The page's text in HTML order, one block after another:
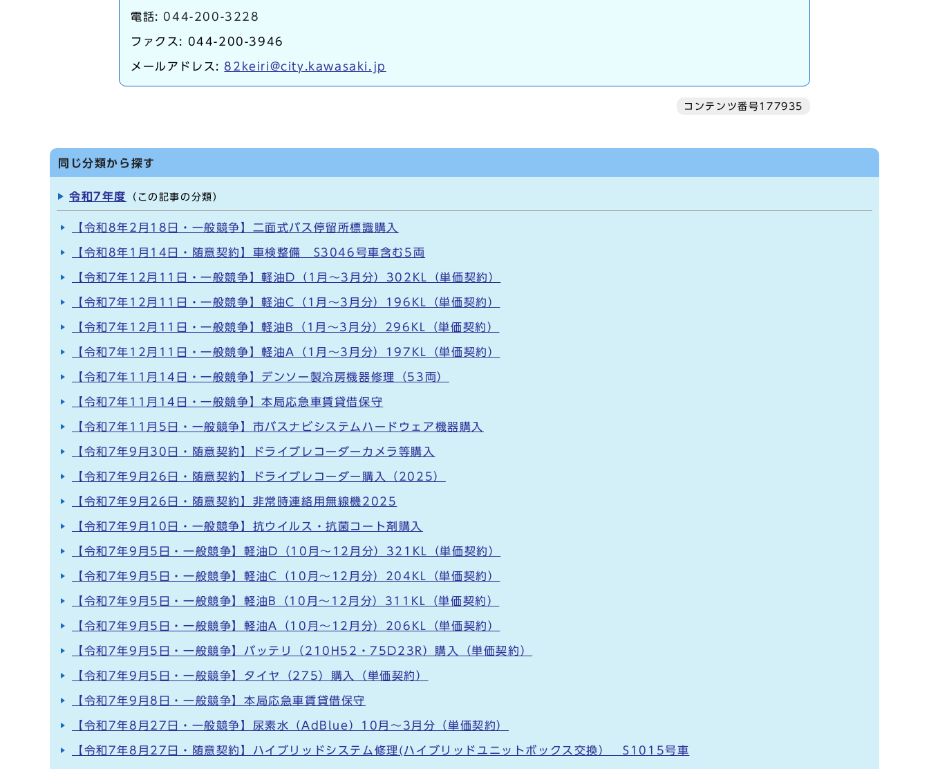
電話: 044-200-3228
ファクス: 044-200-3946
メールアドレス:82keiri@city.kawasaki.jp
コンテンツ番号177935
同じ分類から探す
令和7年度 （この記事の分類）
【令和8年2月18日・一般競争】二面式バス停留所標識購入
【令和8年1月14日・随意契約】車検整備 S3046号車含む5両
【令和7年12月11日・一般競争】軽油D（1月～3月分）302KL（単価契約）
【令和7年12月11日・一般競争】軽油C（1月～3月分）196KL（単価契約）
【令和7年12月11日・一般競争】軽油B（1月～3月分）296KL（単価契約）
【令和7年12月11日・一般競争】軽油A（1月～3月分）197KL（単価契約）
【令和7年11月14日・一般競争】デンソー製冷房機器修理（53両）
【令和7年11月14日・一般競争】本局応急車賃貸借保守
【令和7年11月5日・一般競争】市バスナビシステムハードウェア機器購入
【令和7年9月30日・随意契約】ドライブレコーダーカメラ等購入
【令和7年9月26日・随意契約】ドライブレコーダー購入（2025）
【令和7年9月26日・随意契約】非常時連絡用無線機2025
【令和7年9月10日・一般競争】抗ウイルス・抗菌コート剤購入
【令和7年9月5日・一般競争】軽油D（10月～12月分）321KL（単価契約）
【令和7年9月5日・一般競争】軽油C（10月～12月分）204KL（単価契約）
【令和7年9月5日・一般競争】軽油B（10月～12月分）311KL（単価契約）
【令和7年9月5日・一般競争】軽油A（10月～12月分）206KL（単価契約）
【令和7年9月5日・一般競争】バッテリ（210H52・75D23R）購入（単価契約）
【令和7年9月5日・一般競争】タイヤ（275）購入（単価契約）
【令和7年9月8日・一般競争】本局応急車賃貸借保守
【令和7年8月27日・一般競争】尿素水（AdBlue）10月～3月分（単価契約）
【令和7年8月27日・随意契約】ハイブリッドシステム修理(ハイブリッドユニットボックス交換） S1015号車